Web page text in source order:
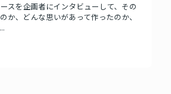
ースを企画者にインタビューして、その
か、どんな思いがあって作ったのか、